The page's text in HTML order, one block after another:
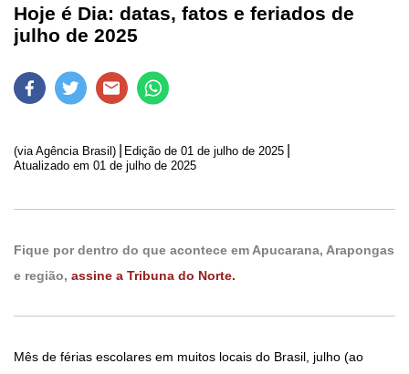
Hoje é Dia: datas, fatos e feriados de
julho de 2025
(via Agência Brasil) Edição de 01 de julho de 2025
Atualizado em 01 de julho de 2025
Fique por dentro do que acontece em Apucarana, Arapongas
e região, assine a Tribuna do Norte.
Mês de férias escolares em muitos locais do Brasil, julho (ao